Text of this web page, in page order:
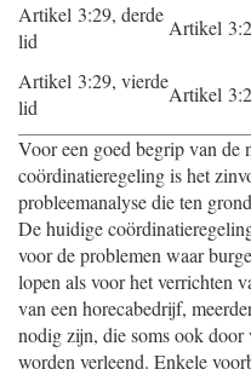
Artikel 3:29, derde
lid
Artikel
Artikel 3:29, vierde
lid
Artikel
Voor een goed begrip van de
coördinatieregeling is het
probleemanalyse die ten
De huidige
voor de problemen waar
lopen als voor het verrichten
van een horecabedrijf,
nodig zijn, die soms ook door
worden verleend. Enkele